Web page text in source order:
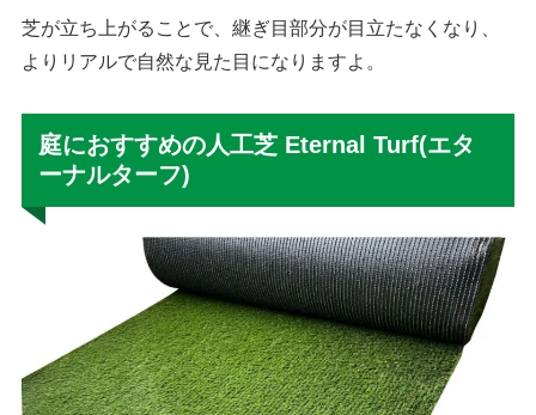
芝が立ち上がることで、継ぎ目部分が目立たなくなり、
よりリアルで自然な見た目になりますよ。
庭におすすめの人工芝 Eternal Turf(エタ
ーナルターフ)